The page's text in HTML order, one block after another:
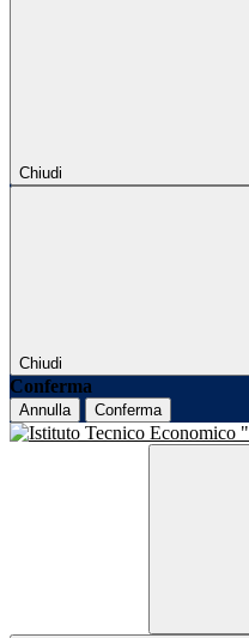
Chiudi
Chiudi
Conferma
Annulla Conferma